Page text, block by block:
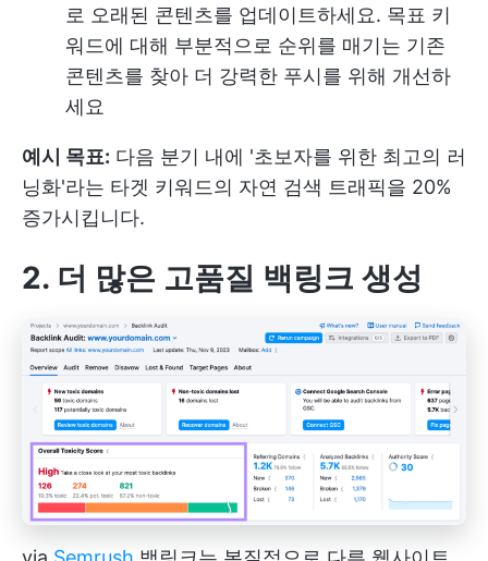
로 오래된 콘텐츠를 업데이트하세요. 목표 키
워드에 대해 부분적으로 순위를 매기는 기존
콘텐츠를 찾아 더 강력한 푸시를 위해 개선하
세요
예시 목표: 다음 분기 내에 '초보자를 위한 최고의 러
닝화'라는 타겟 키워드의 자연 검색 트래픽을 20%
증가시킵니다.
2. 더 많은 고품질 백링크 생성